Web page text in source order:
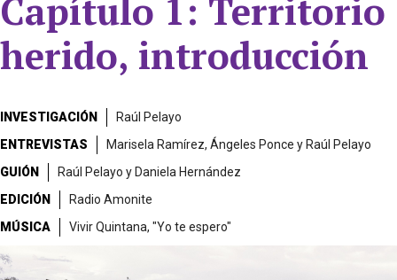
Capítulo 1: Territorio
herido, introducción
INVESTIGACIÓN
Raúl Pelayo
ENTREVISTAS
Marisela Ramírez, Ángeles Ponce y Raúl Pelayo
GUIÓN
Raúl Pelayo y Daniela Hernández
EDICIÓN
Radio Amonite
MÚSICA
Vivir Quintana, "Yo te espero"